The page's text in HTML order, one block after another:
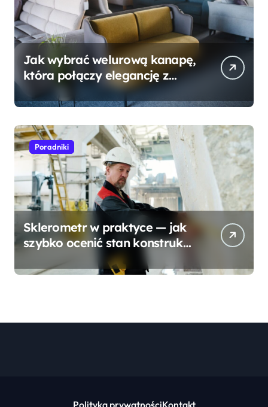
Jak wybrać welurową kanapę,
która połączy elegancję z
wygodą?
Poradniki
Sklerometr w praktyce — jak
szybko ocenić stan konstrukcji